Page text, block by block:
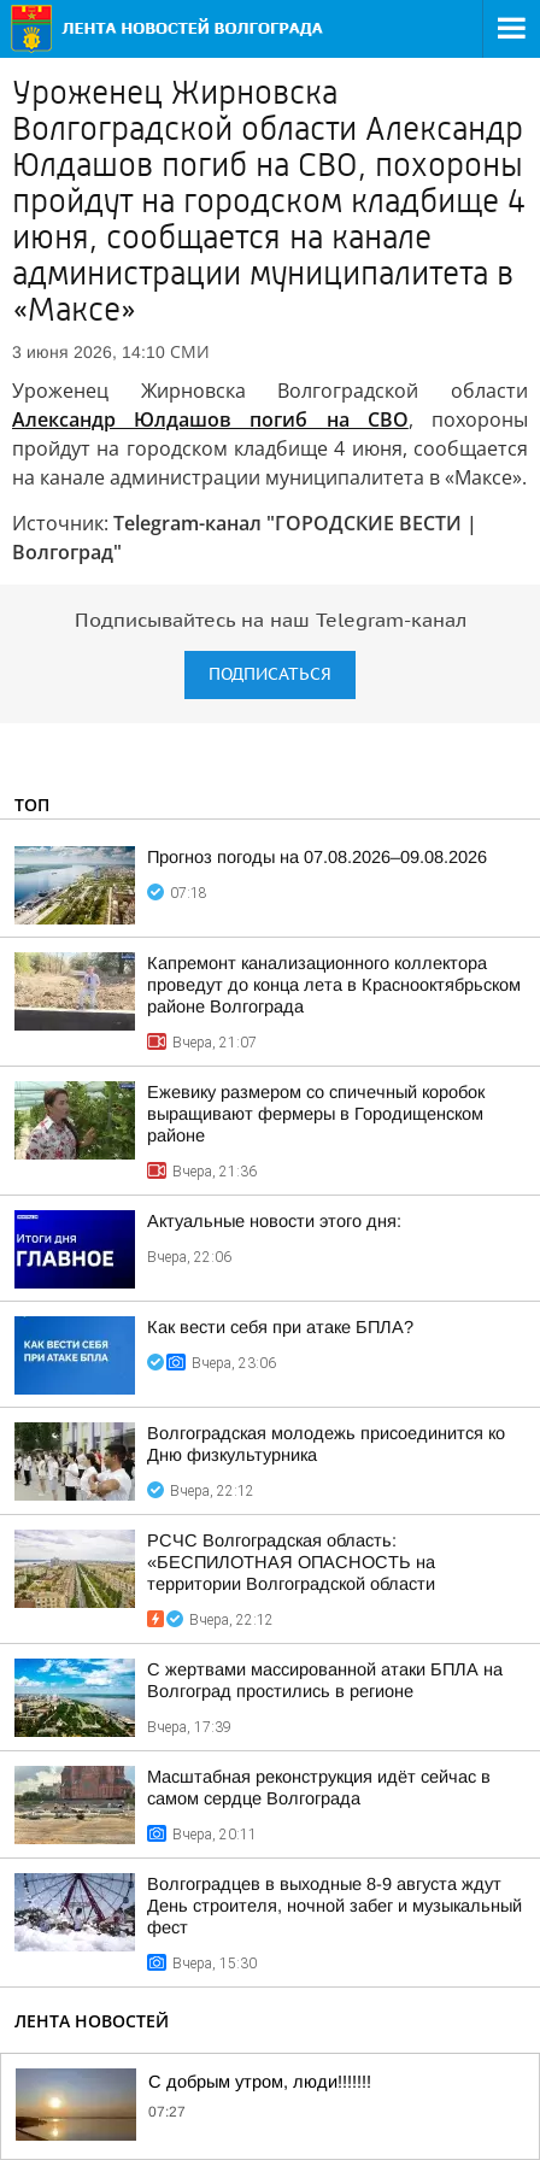
Уроженец Жирновска
Волгоградской области Александр
Юлдашов погиб на СВО, похороны
пройдут на городском кладбище 4
июня, сообщается на канале
администрации муниципалитета в
«Максе»
3 июня 2026, 14:10 СМИ
Уроженец Жирновска Волгоградской области
Александр Юлдашов погиб на СВО, похороны
пройдут на городском кладбище 4 июня, сообщается
на канале администрации муниципалитета в «Максе».
Источник: Telegram-канал "ГОРОДСКИЕ ВЕСТИ |
Волгоград"
Подписывайтесь на наш Telegram-канал
ПОДПИСАТЬСЯ
ТОП
Прогноз погоды на 07.08.2026–09.08.2026
07:18
Капремонт канализационного коллектора
проведут до конца лета в Краснооктябрьском
районе Волгограда
Вчера, 21:07
Ежевику размером со спичечный коробок
выращивают фермеры в Городищенском
районе
Вчера, 21:36
Актуальные новости этого дня:
Вчера, 22:06
Как вести себя при атаке БПЛА?
Вчера, 23:06
Волгоградская молодежь присоединится ко
Дню физкультурника
Вчера, 22:12
РСЧС Волгоградская область:
«БЕСПИЛОТНАЯ ОПАСНОСТЬ на
территории Волгоградской области
Вчера, 22:12
С жертвами массированной атаки БПЛА на
Волгоград простились в регионе
Вчера, 17:39
Масштабная реконструкция идёт сейчас в
самом сердце Волгограда
Вчера, 20:11
Волгоградцев в выходные 8-9 августа ждут
День строителя, ночной забег и музыкальный
фест
Вчера, 15:30
ЛЕНТА НОВОСТЕЙ
С добрым утром, люди!!!!!!!
07:27